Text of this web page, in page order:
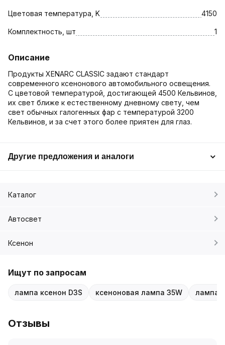
Цветовая температура, K 4150
Комплектность, шт 1
Описание
Продукты XENARC CLASSIC задают стандарт
современного ксенонового автомобильного освещения.
С цветовой температурой, достигающей 4500 Кельвинов,
их свет ближе к естественному дневному свету, чем
свет обычных галогенных фар с температурой 3200
Кельвинов, и за счет этого более приятен для глаз.
Другие предложения и аналоги
Каталог
Автосвет
Ксенон
Ищут по запросам
лампа ксенон D3S ксеноновая лампа 35W лампа
Отзывы